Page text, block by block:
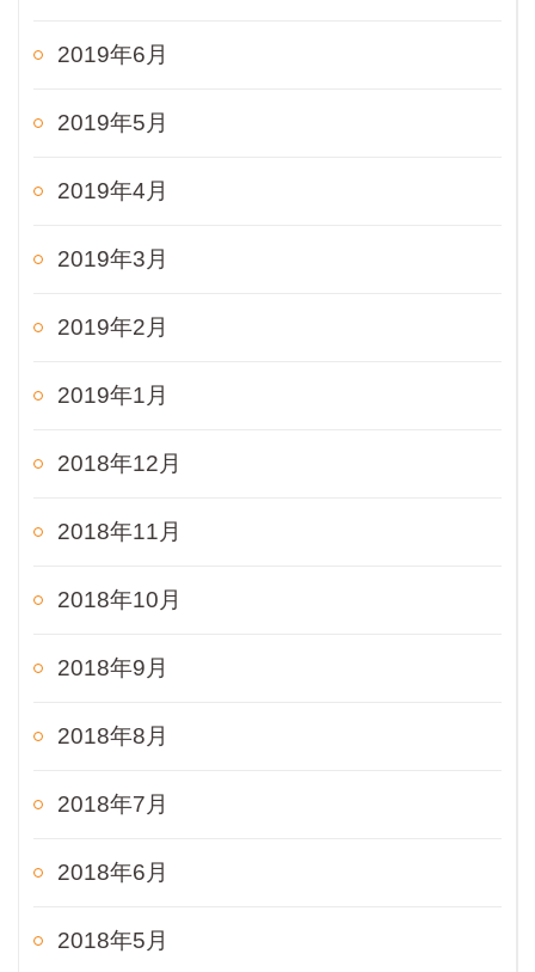
2019年6月
2019年5月
2019年4月
2019年3月
2019年2月
2019年1月
2018年12月
2018年11月
2018年10月
2018年9月
2018年8月
2018年7月
2018年6月
2018年5月